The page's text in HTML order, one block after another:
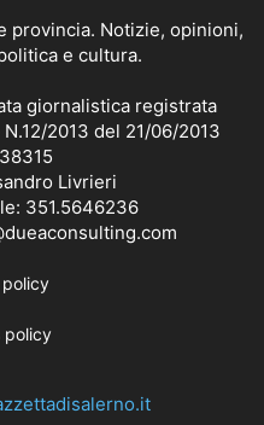
provincia. Notizie, opinioni,
e cultura.
giornalistica registrata
2013 del 21/06/2013
Livrieri
351.5646236
policy